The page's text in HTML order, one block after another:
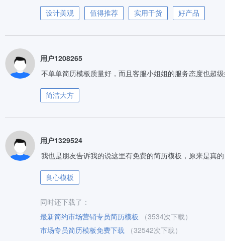
设计美观 值得推荐 实用干货 好产品
用户1208265
不单单简历模板质量好，而且客服小姐姐的服务态度也超
简洁大方
用户1329524
我也是朋友告诉我的说这里有免费的简历模板，原来是真
良心模板
同时还下载了：
最新简约市场营销专员简历模板
（3534次下载）
市场专员简历模板免费下载
（32542次下载）